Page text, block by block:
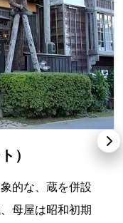
）
的な、蔵を併設
母屋は昭和初期